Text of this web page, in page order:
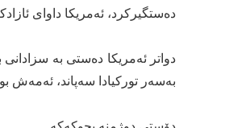
دەستگیرکرد، ئەمریکا داوای
دواتر ئەمریکا دەستی بە
بەسەر تورکیادا سەپاند، ئەمەش